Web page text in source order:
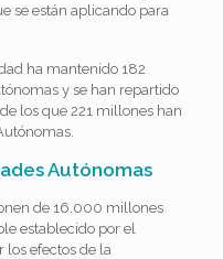
se están aplicando para
ha mantenido 182
y se han repartido
los que 221 millones han
Autónomas
de 16.000 millones
establecido por el
los efectos de la